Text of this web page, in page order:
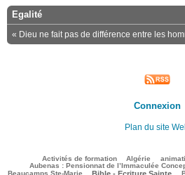
Egalité
« Dieu ne fait pas de différence entre les
Connexion
Plan du site
Activités de formation Algérie
Aubenas : Pensionnat de l’Immaculée
46/3285
78/3285
Beaucamps Ste-Marie
862/3285 Bible - Ecriture Sainte
101/3285
577/3285
122/3285
856/3285